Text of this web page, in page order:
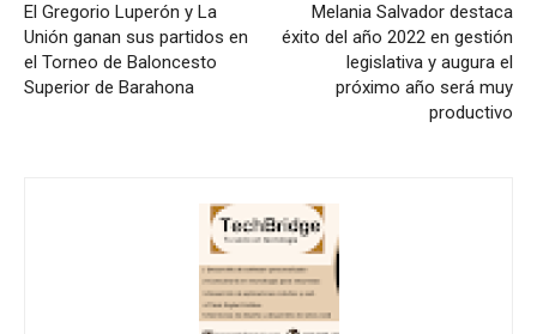
El Gregorio Luperón y La
Unión ganan sus partidos en
el Torneo de Baloncesto
Superior de Barahona
Melania Salvador destaca
éxito del año 2022 en gestión
legislativa y augura el
próximo año será muy
productivo